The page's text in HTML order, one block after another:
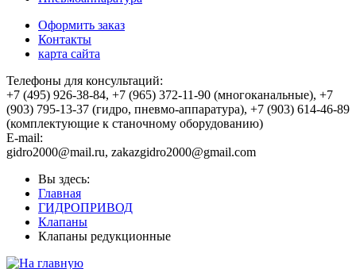
Оформить заказ
Контакты
карта сайта
Телефоны для консультаций:
+7 (495) 926-38-84, +7 (965) 372-11-90 (многоканальные), +7
(903) 795-13-37 (гидро, пневмо-аппаратура), +7 (903) 614-46-89
(комплектующие к станочному оборудованию)
E-mail:
,
Вы здесь:
Главная
ГИДРОПРИВОД
Клапаны
Клапаны редукционные